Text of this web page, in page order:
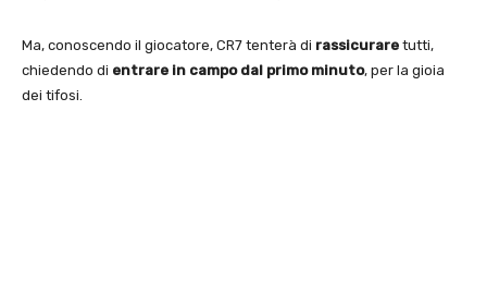
Ma, conoscendo il giocatore, CR7 tenterà di rassicurare tutti,
chiedendo di entrare in campo dal primo minuto, per la gioia
dei tifosi.